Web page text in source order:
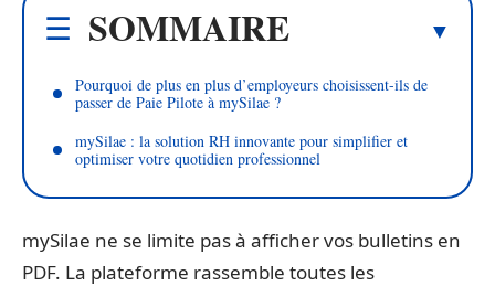
SOMMAIRE
Pourquoi de plus en plus d’employeurs choisissent-ils de
passer de Paie Pilote à mySilae ?
mySilae : la solution RH innovante pour simplifier et
optimiser votre quotidien professionnel
mySilae ne se limite pas à afficher vos bulletins en
PDF. La plateforme rassemble toutes les